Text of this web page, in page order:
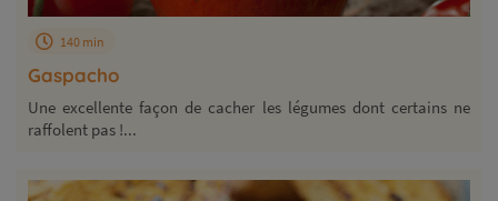
Gaspacho
140 min
Une excellente façon de cacher les légumes dont certains ne
raffolent pas !...